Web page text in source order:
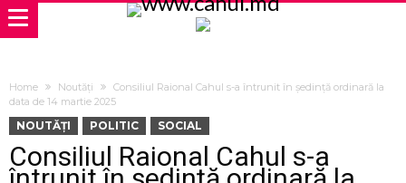
Home Noutăți
Consiliul Raional Cahul s-a întrunit în ședință ordinară la
data de 14 martie 2025
NOUTĂȚI POLITIC SOCIAL
Consiliul Raional Cahul s-a